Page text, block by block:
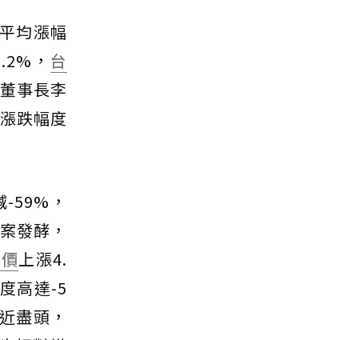
均漲幅
， 台
事長李
跌幅度
59%，
發酵，
上漲4.
高達-5
盡頭，